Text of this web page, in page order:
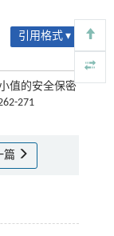
引用格式 ▾
值的安全保密
271
篇